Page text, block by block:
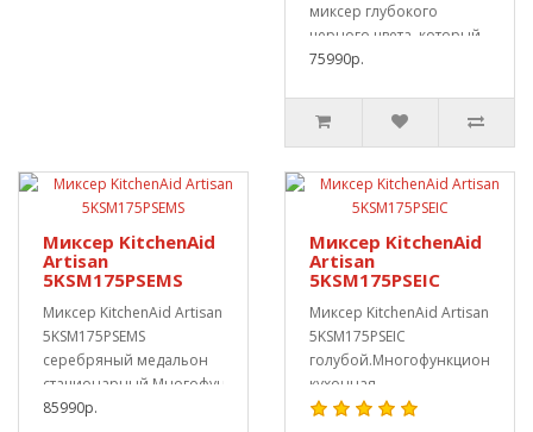
миксер глубокого
черного цвета, который
будет элег..
75990р.
Миксер KitchenAid
Artisan
5KSM175PSEMS
Миксер KitchenAid Artisan
5KSM175PSEMS
серебряный медальон
стационарный.Многофункциональный
кухонный..
85990р.
Миксер KitchenAid
Artisan
5KSM175PSEIC
Миксер KitchenAid Artisan
5KSM175PSEIC
кухонная
тестомесильная машина